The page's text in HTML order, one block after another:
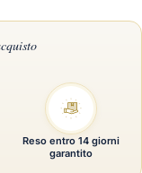
Reso entro 14 giorni
garantito